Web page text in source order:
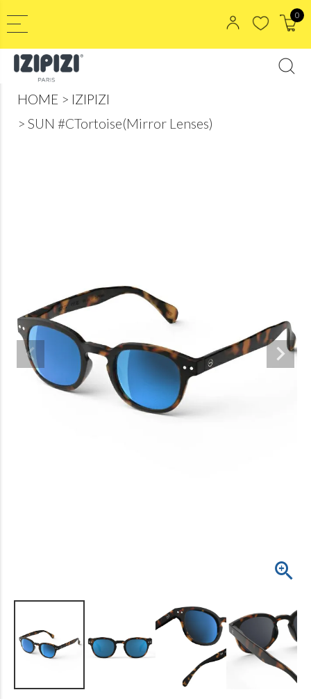
0
HOME
IZIPIZI
SUN #CTortoise(Mirror Lenses)